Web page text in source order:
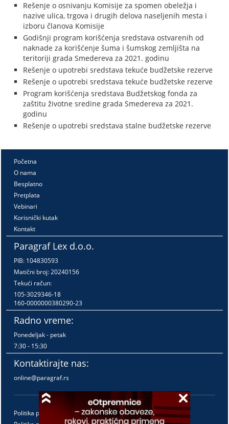
Rešenje o osnivanju Komisije za spomen obeležja i
nazive ulica, trgova i drugih delova naseljenih mesta i
izboru članova Komisije
Godišnji program korišćenja sredstava ostvarenih od
naknade za korišćenje šuma i šumskog zemljišta na
teritoriji grada Smedereva za 2021. godinu
Rešenje o upotrebi sredstava tekuće budžetske rezerve
Rešenje o upotrebi sredstava tekuće budžetske rezerve
Program korišćenja sredstava Budžetskog fonda za
zaštitu životne sredine grada Smedereva za 2021.
godinu
Rešenje o upotrebi sredstava stalne budžetske rezerve
Početna
O nama
Besplatno
Pretplata
Vebinari
Korisnički kutak
Kontakt
Paragraf Lex d.o.o.
PIB: 104830593
Matični broj: 20240156
Tekući račun:
105-3029346-18
160-0000000380290-23
Radno vreme:
Ponedeljak - petak
7:30 - 15:30
Kontaktirajte nas:
online@paragraf.rs
Politika privatnosti